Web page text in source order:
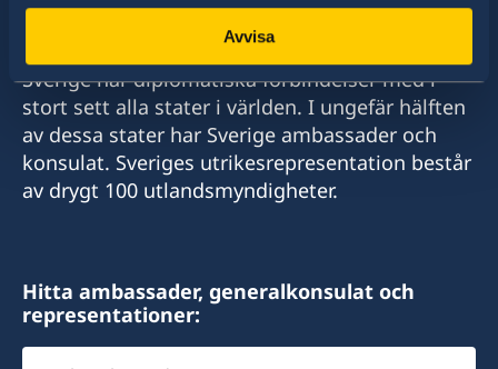
Avvisa
Sverige har diplomatiska förbindelser med i
stort sett alla stater i världen. I ungefär hälften
av dessa stater har Sverige ambassader och
konsulat. Sveriges utrikesrepresentation består
av drygt 100 utlandsmyndigheter.
Hitta ambassader, generalkonsulat och
representationer:
Välj